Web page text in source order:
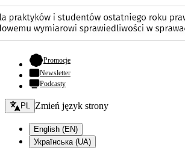
Promocje- otwiera się w nowej karcie
Newsletter
Podcasty
Zmień język - bieżący:
PL Zmień język strony
English (EN)
Українська (UA)